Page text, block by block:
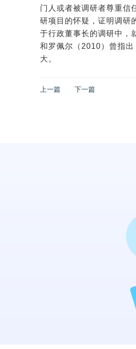
门人或者被调研者尊重信
研项目的怀疑，证明调研
于行政董事长的调研中，
和罗佩尔（2010）曾指
大。
上一篇 下一篇